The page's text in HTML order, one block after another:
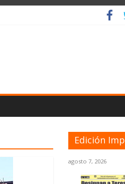
Edición
agosto 7, 2026